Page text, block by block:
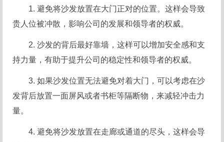
1. 避免将沙发放置在大门正对的位置。这样会导致
贵人位被冲散，影响公司的发展和领导者的权威。
2. 沙发的背后最好靠墙，这样可以增加安全感和支
持力量，有助于提升公司的稳定性和领导者的权威。
3. 如果沙发位置无法避免对着大门，可以考虑在沙
发背后放置一面屏风或者书柜等隔断物，来减轻冲击力
量。
4. 避免将沙发放置在走廊或通道的尽头，这样会导